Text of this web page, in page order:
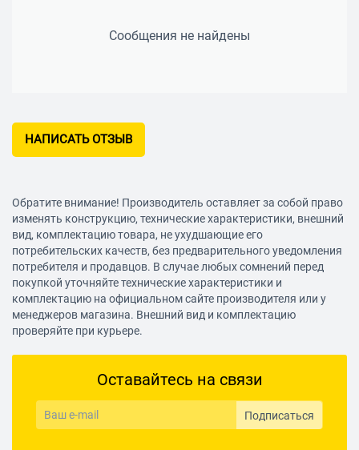
Сообщения не найдены
НАПИСАТЬ ОТЗЫВ
Обратите внимание! Производитель оставляет за собой право
изменять конструкцию, технические характеристики, внешний
вид, комплектацию товара, не ухудшающие его
потребительских качеств, без предварительного уведомления
потребителя и продавцов. В случае любых сомнений перед
покупкой уточняйте технические характеристики и
комплектацию на официальном сайте производителя или у
менеджеров магазина. Внешний вид и комплектацию
проверяйте при курьере.
Оставайтесь на связи
Подписаться